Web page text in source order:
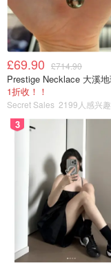
£69.90 £714.90
1折收！！
Secret Sales 2199人感兴趣
3